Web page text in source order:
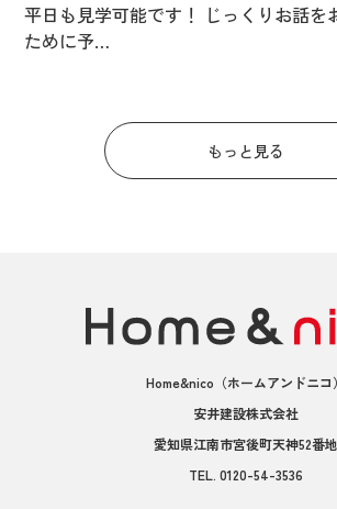
平日も見学可能です！ じっくりお話を
ために予…
もっと見る
Home&nico （ホームアンドニコ）
安井建設株式会社
愛知県江南市宮後町天神52番地
TEL. 0120-54-3536